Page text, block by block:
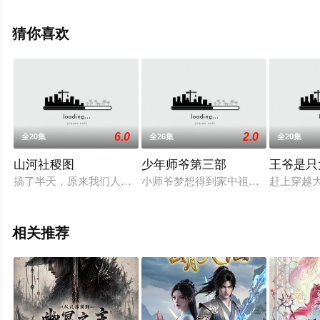
解。
猜你喜欢
全20集 6.0
山河社稷图
搞了半天，原来我们人类的世界其实不是真实世界，而是古代
全26集 2.0
少年师爷第三部
小师爷梦想得到家中祖传之《师爷宝
全20集
王爷是
赶上穿越
相关推荐